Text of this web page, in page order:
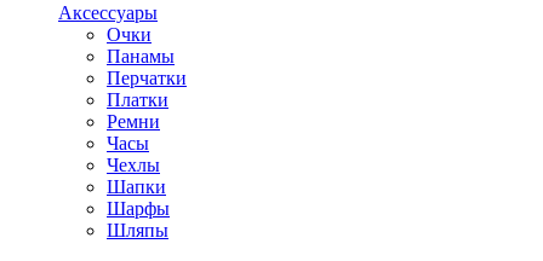
Аксессуары
Очки
Панамы
Перчатки
Платки
Ремни
Часы
Чехлы
Шапки
Шарфы
Шляпы